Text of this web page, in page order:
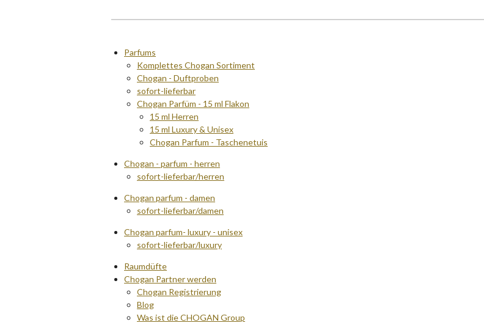
Parfums
Komplettes Chogan Sortiment
Chogan - Duftproben
sofort-lieferbar
Chogan Parfüm - 15 ml Flakon
15 ml Herren
15 ml Luxury & Unisex
Chogan Parfum - Taschenetuis
Chogan - parfum - herren
sofort-lieferbar/herren
Chogan parfum - damen
sofort-lieferbar/damen
Chogan parfum- luxury - unisex
sofort-lieferbar/luxury
Raumdüfte
Chogan Partner werden
Chogan Registrierung
Blog
Was ist die CHOGAN Group